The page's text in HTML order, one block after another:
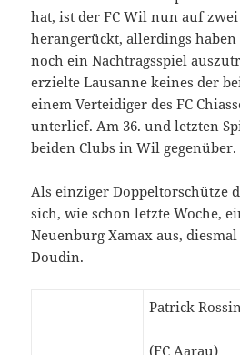
hat, ist der FC Wil nun auf
herangerückt, allerdings
noch ein Nachtragsspiel
erzielte Lausanne keines der
einem Verteidiger des FC
unterlief. Am 36. und letzten
beiden Clubs in Wil gegenüber.
Als einziger Doppeltorschütze
sich, wie schon letzte Woche,
Neuenburg Xamax aus,
Doudin.
Patrick
(FC Aarau)